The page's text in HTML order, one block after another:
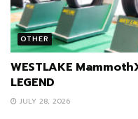
OTHER
WESTLAKE
LEGEND
JULY 28, 2026